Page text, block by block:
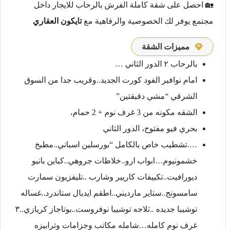
🏡 احصل على شقة كاملة الفرش بالرحاب للايجار داخل
مجتمع يوفر لك الخصوصية والرفاهية معتايكون العقاري
مميزات الشقة
بالرحاب ٢ الدور الثاني …
امام نوافير الفود كورت الجديد..وقريب جدا من السوق
الشرقي “مشي دقيقتين”
الشقه مكونه من 3 غرف نوم + 2 حمام،
بحري فيو مفتوح، الدور الثاني
….تشطيب خاص بالكامل “بورسلين اسباني..مطبخ
خشمونيوم…ابواب ارو..خلاطات جروهي..كباين بانيو
ديورافيت..تكييفات كاريير وشارب ..تليفزيون سمارت
سامسونج..ستاير مارديني..اطقم ايديال ستاندرد..غساله
توشيبا جديده ..ثلاجه توشيبا نوفروست..بوتاجاز كريازي..٣
غرف نوم كامله…شامله مكاتب وجزامات وترابيزه